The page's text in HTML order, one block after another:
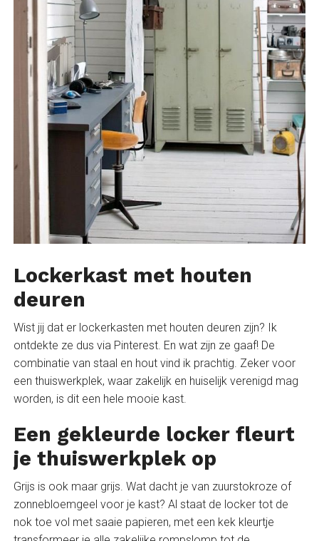
Lockerkast met houten
deuren
Wist jij dat er lockerkasten met houten deuren zijn? Ik
ontdekte ze dus via Pinterest. En wat zijn ze gaaf! De
combinatie van staal en hout vind ik prachtig. Zeker voor
een thuiswerkplek, waar zakelijk en huiselijk verenigd mag
worden, is dit een hele mooie kast.
Een gekleurde locker fleurt
je thuiswerkplek op
Grijs is ook maar grijs. Wat dacht je van zuurstokroze of
zonnebloemgeel voor je kast? Al staat de locker tot de
nok toe vol met saaie papieren, met een kek kleurtje